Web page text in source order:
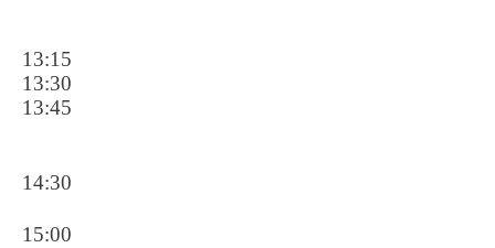
13:15
13:30
13:45
14:30
15:00